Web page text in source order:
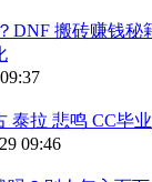
DNF 搬砖赚钱秘
泰拉 悲鸣 CC毕业
09:46